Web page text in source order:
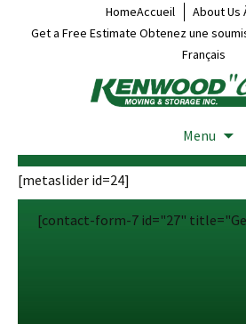
HomeAccueil
About Us
Get a Free Estimate Obtenez une
Français
Menu
[metaslider id=24]
[contact-form-7 id="27"